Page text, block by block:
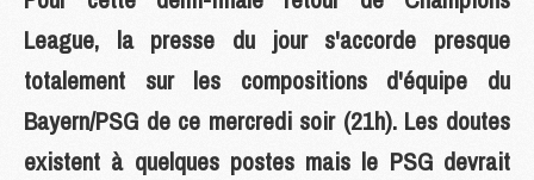
League, la presse du jour s'accorde presque
totalement sur les compositions d'équipe du
Bayern/PSG de ce mercredi soir (21h). Les doutes
existent à quelques postes mais le PSG devrait